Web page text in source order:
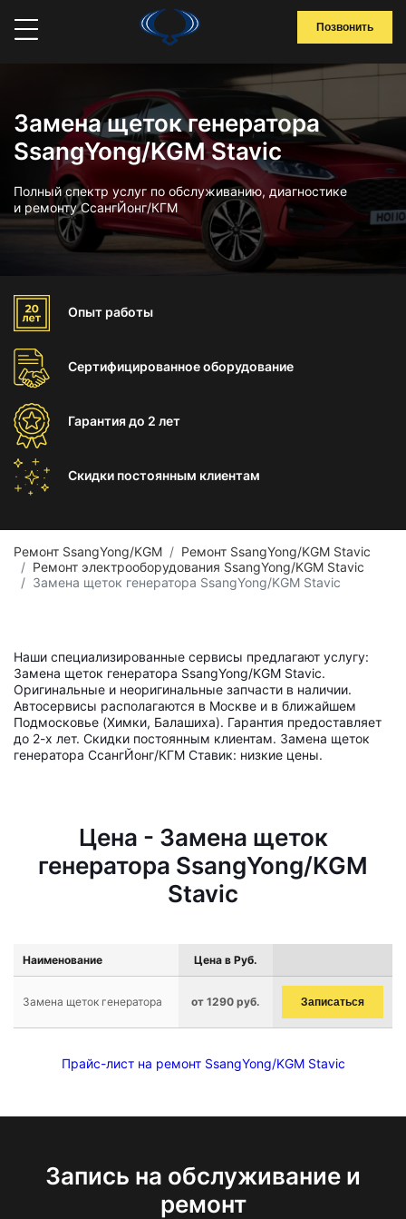
Позвонить
Замена щеток генератора
SsangYong/KGM Stavic
Полный спектр услуг по обслуживанию, диагностике
и ремонту СсангЙонг/КГМ
Опыт работы
Сертифицированноеоборудование
Гарантиядо 2 лет
Скидки постоянным клиентам
Ремонт SsangYong/KGM
Ремонт SsangYong/KGM Stavic
Ремонт электрооборудования SsangYong/KGM Stavic
Замена щеток генератора SsangYong/KGM Stavic
Наши специализированные сервисы предлагают услугу:
Замена щеток генератора SsangYong/KGM Stavic.
Оригинальные и неоригинальные запчасти в наличии.
Автосервисы располагаются в Москве и в ближайшем
Подмосковье (Химки, Балашиха). Гарантия предоставляет
до 2-х лет. Скидки постоянным клиентам. Замена щеток
генератора СсангЙонг/КГМ Ставик: низкие цены.
Цена - Замена щеток
генератора SsangYong/KGM
Stavic
Наименование Цена в Руб.
Замена щеток генератора от 1290 руб. Записаться
Прайс-лист на ремонт SsangYong/KGM Stavic
Запись на обслуживание и
ремонт